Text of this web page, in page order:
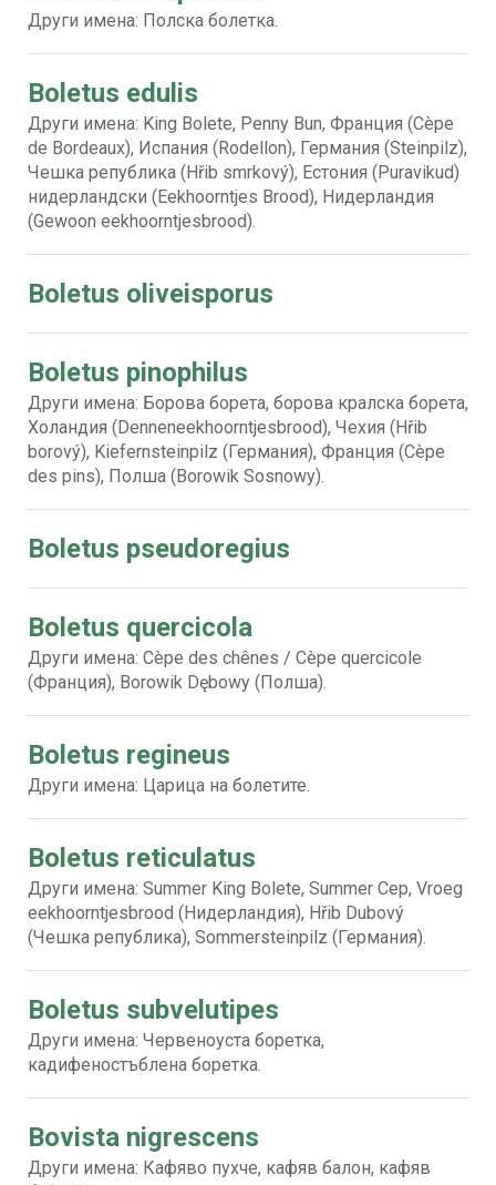
Други имена: Полска болетка.
Boletus edulis
Други имена: King Bolete, Penny Bun, Франция (Cèpe
de Bordeaux), Испания (Rodellon), Германия (Steinpilz),
Чешка република (Hřib smrkový), Естония (Puravikud)
нидерландски (Eekhoorntjes Brood), Нидерландия
(Gewoon eekhoorntjesbrood).
Boletus oliveisporus
Boletus pinophilus
Други имена: Борова борета, борова кралска борета,
Холандия (Denneneekhoorntjesbrood), Чехия (Hřib
borový), Kiefernsteinpilz (Германия), Франция (Cèpe
des pins), Полша (Borowik Sosnowy).
Boletus pseudoregius
Boletus quercicola
Други имена: Cèpe des chênes / Cèpe quercicole
(Франция), Borowik Dębowy (Полша).
Boletus regineus
Други имена: Царица на болетите.
Boletus reticulatus
Други имена: Summer King Bolete, Summer Cep, Vroeg
eekhoorntjesbrood (Нидерландия), Hřib Dubový
(Чешка република), Sommersteinpilz (Германия).
Boletus subvelutipes
Други имена: Червеноуста боретка,
кадифеностъблена боретка.
Bovista nigrescens
Други имена: Кафяво пухче, кафяв балон, кафяв